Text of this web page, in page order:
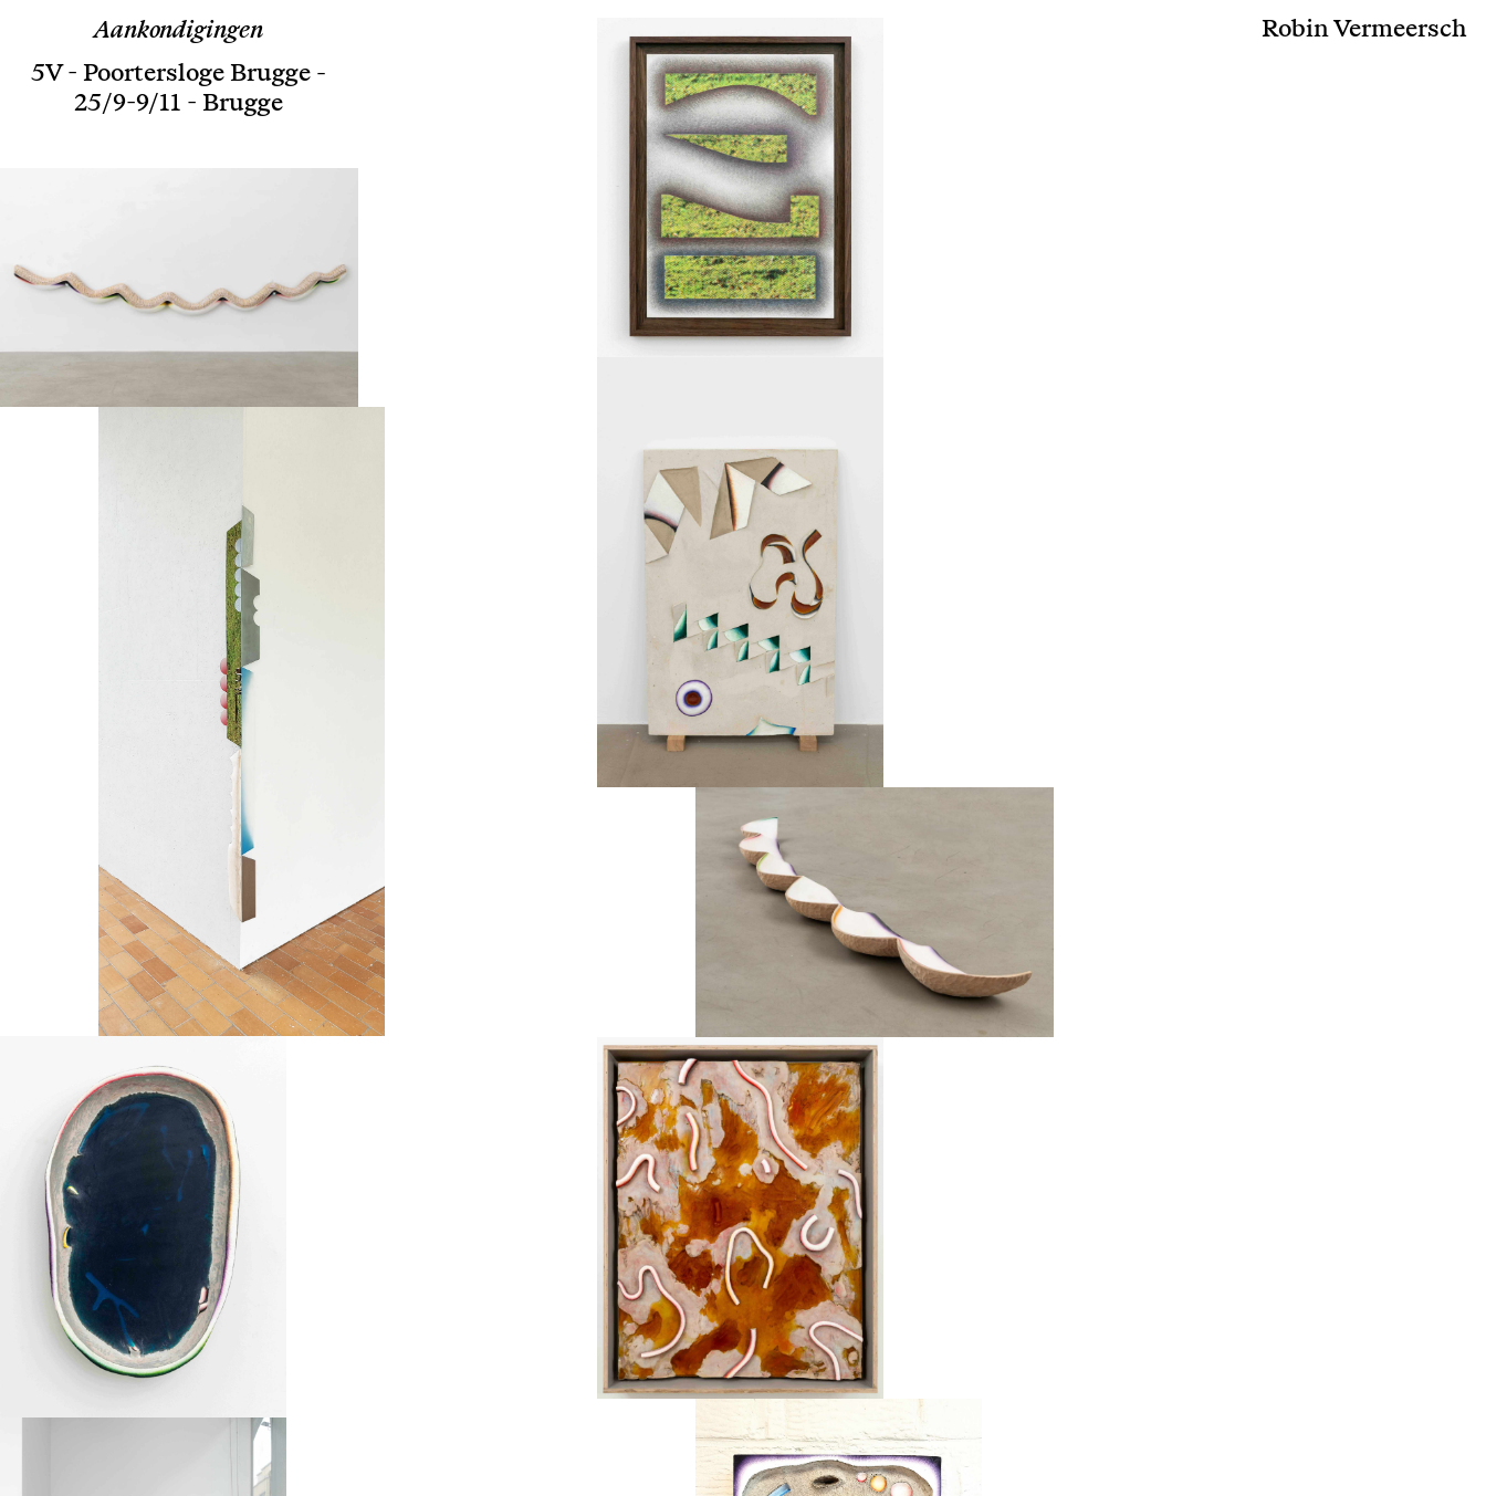
Robin Vermeersch
Aankondigingen
5V - Poortersloge Brugge -
25/9-9/11 - Brugge